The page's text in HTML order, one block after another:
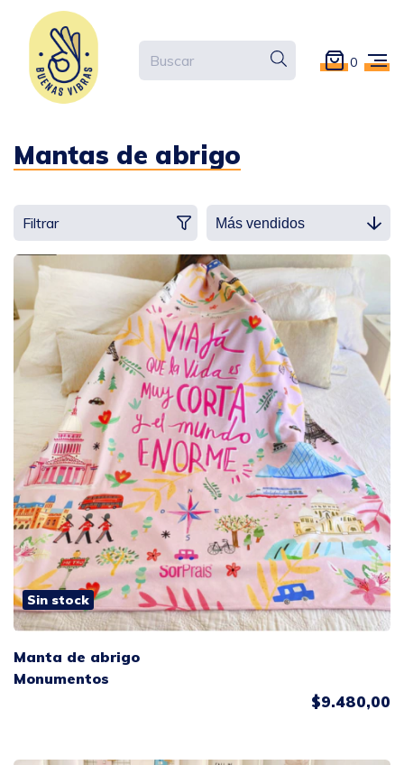
0
Mantas de abrigo
Filtrar
Sin stock
Manta de abrigo
Monumentos
$9.480,00